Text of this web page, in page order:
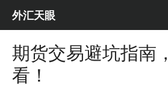
Skip
外汇天眼
期货交易避坑指南
看！